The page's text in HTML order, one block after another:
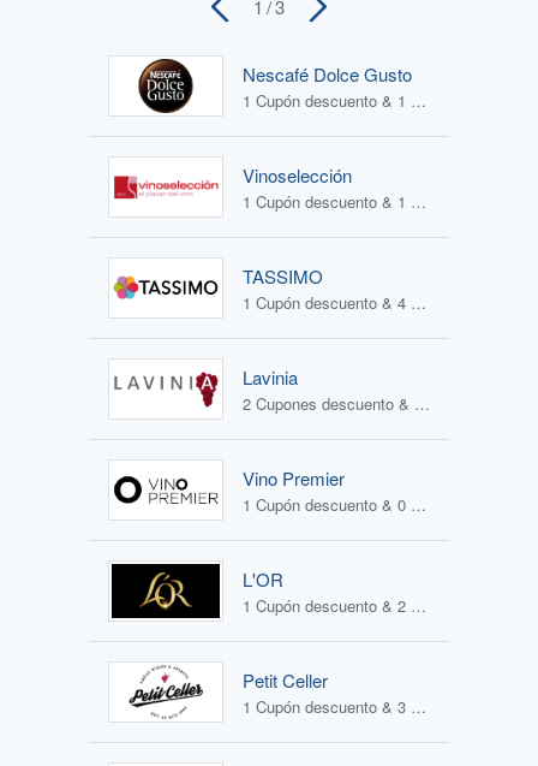
1 / 3
Nescafé Dolce Gusto
1 Cupón descuento & 1 Oferta
Vinoselección
1 Cupón descuento & 1 Oferta
TASSIMO
1 Cupón descuento & 4 Ofertas
Lavinia
2 Cupones descuento & 1 Oferta
Vino Premier
1 Cupón descuento & 0 Ofertas
L'OR
1 Cupón descuento & 2 Ofertas
Petit Celler
1 Cupón descuento & 3 Ofertas